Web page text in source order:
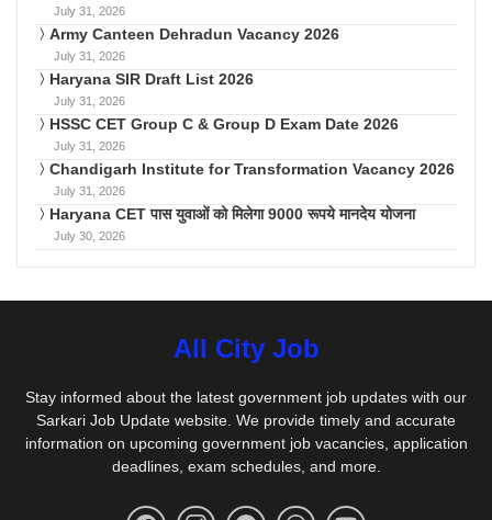
July 31, 2026
Army Canteen Dehradun Vacancy 2026
July 31, 2026
Haryana SIR Draft List 2026
July 31, 2026
HSSC CET Group C & Group D Exam Date 2026
July 31, 2026
Chandigarh Institute for Transformation Vacancy 2026
July 31, 2026
Haryana CET पास युवाओं को मिलेगा 9000 रूपये मानदेय योजना
July 30, 2026
All City Job
Stay informed about the latest government job updates with our
Sarkari Job Update website. We provide timely and accurate
information on upcoming government job vacancies, application
deadlines, exam schedules, and more.